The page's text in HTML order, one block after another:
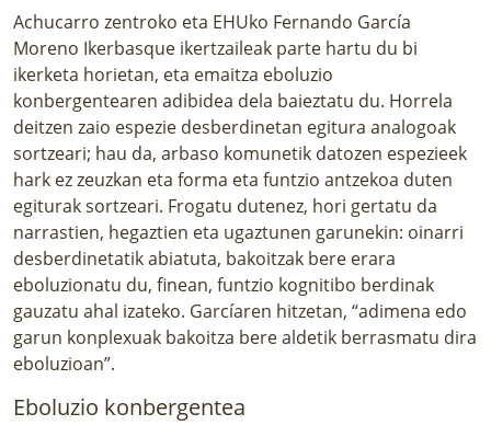
Achucarro zentroko eta EHUko Fernando García
Moreno Ikerbasque ikertzaileak parte hartu du bi
ikerketa horietan, eta emaitza eboluzio
konbergentearen adibidea dela baieztatu du. Horrela
deitzen zaio espezie desberdinetan egitura analogoak
sortzeari; hau da, arbaso komunetik datozen espezieek
hark ez zeuzkan eta forma eta funtzio antzekoa duten
egiturak sortzeari. Frogatu dutenez, hori gertatu da
narrastien, hegaztien eta ugaztunen garunekin: oinarri
desberdinetatik abiatuta, bakoitzak bere erara
eboluzionatu du, finean, funtzio kognitibo berdinak
gauzatu ahal izateko. Garcíaren hitzetan, “adimena edo
garun konplexuak bakoitza bere aldetik berrasmatu dira
eboluzioan”.
Eboluzio konbergentea